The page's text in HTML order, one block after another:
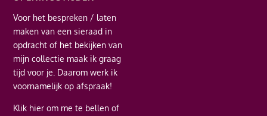
Voor het bespreken / laten
maken van een sieraad in
opdracht of het bekijken van
mijn collectie maak ik graag
tijd voor je. Daarom werk ik
voornamelijk op afspraak!
Klik hier om me te bellen of